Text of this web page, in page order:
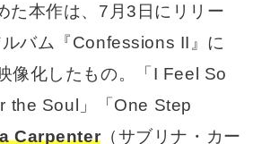
た本作は、7月3日にリリー
バム『Confessions II』に
像化したもの。「I Feel So
the Soul」「One Step
Carpenter （サブリナ・カー